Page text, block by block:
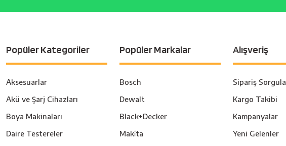
Popüler Kategoriler
Aksesuarlar
Akü ve Şarj Cihazları
Boya Makinaları
Daire Testereler
Popüler Markalar
Bosch
Dewalt
Black+Decker
Maki̇ta
Alışveriş
Sipariş Sorgula
Kargo Takibi
Kampanyalar
Yeni Gelenler